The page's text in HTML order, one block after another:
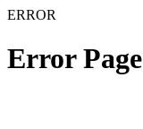
ERROR
Error Page